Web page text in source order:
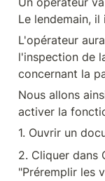
Le lendemain,
L'opérateur
l'inspection de
concernant la
Nous allons
activer la
1. Ouvrir un
2. Cliquer dans
"Préremplir les